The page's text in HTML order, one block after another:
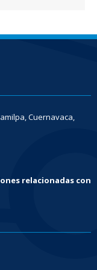
Cuernavaca,
relacionadas con